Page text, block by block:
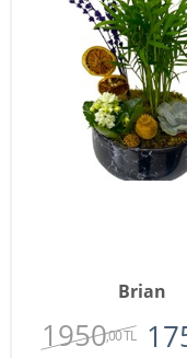
Brian
1950,00 TL